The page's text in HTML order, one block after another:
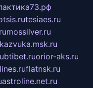
tesiaes.ru
mossilver.ru
orior-aks.ru
flatnsk.ru
astroline.net.ru